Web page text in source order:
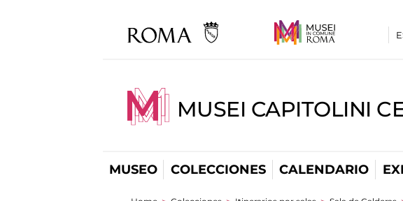
MUSEI CAPITOLINI
MUSEO COLECCIONES CALENDARIO